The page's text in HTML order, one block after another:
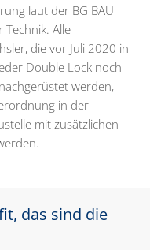
laut der BG BAU
Alle
die vor Juli 2020 in
Double Lock noch
werden,
in der
mit zusätzlichen
das sind die